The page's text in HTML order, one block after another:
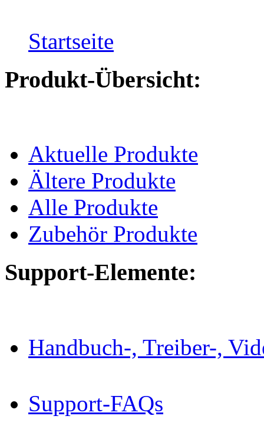
Startseite
Produkt-Übersicht:
Aktuelle Produkte
Ältere Produkte
Alle Produkte
Zubehör Produkte
Support-Elemente:
Handbuch-, Treiber-,
Support-FAQs